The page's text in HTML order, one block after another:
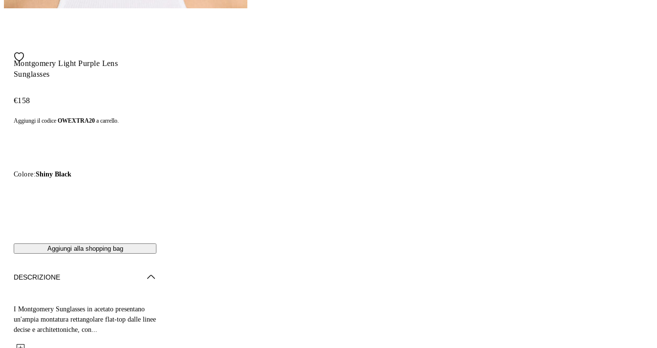
Montgomery Light Purple Lens
Sunglasses
€158
Aggiungi il codice OWEXTRA20 a carrello.
Colore:Shiny Black
Aggiungi alla shopping bag
DESCRIZIONE
I Montgomery Sunglasses in acetato presentano
un'ampia montatura rettangolare flat-top dalle linee
decise e architettoniche, con...